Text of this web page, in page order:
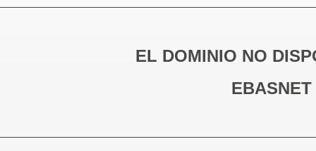
EL DOMINIO NO